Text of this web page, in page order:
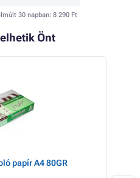
30 napban: 8 290 Ft
Önt
papír A4 80GR